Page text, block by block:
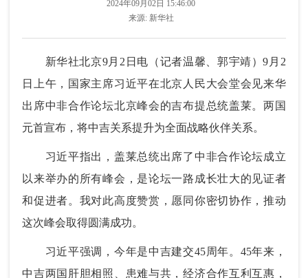
2024年09月02日 15:46:00
来源: 新华社
新华社北京9月2日电（记者温馨、郭宇靖）9月2
日上午，国家主席习近平在北京人民大会堂会见来华
出席中非合作论坛北京峰会的吉布提总统盖莱。两国
元首宣布，将中吉关系提升为全面战略伙伴关系。
习近平指出，盖莱总统出席了中非合作论坛成立
以来举办的所有峰会，是论坛一路成长壮大的见证者
和促进者。我对此高度赞赏，愿同你密切协作，推动
这次峰会取得圆满成功。
习近平强调，今年是中吉建交45周年。45年来，
中吉两国肝胆相照、患难与共，经济合作互利互惠，